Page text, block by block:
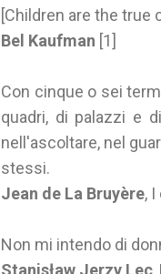
[Children are the true
Bel Kaufman [1]
Con cinque o sei
quadri, di palazzi e
nell'ascoltare, nel
stessi.
Jean de La Bruyère,
Non mi intendo di
Stanisław Jerzy Lec